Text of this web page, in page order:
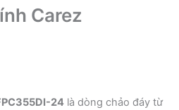
Carez
24 là dòng chảo đáy từ